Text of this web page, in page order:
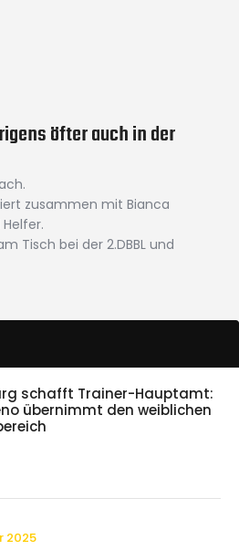
öfter auch in der
zusammen mit Bianca
Tisch bei der 2.DBBL und
schafft Trainer-Hauptamt:
übernimmt den weiblichen
2025